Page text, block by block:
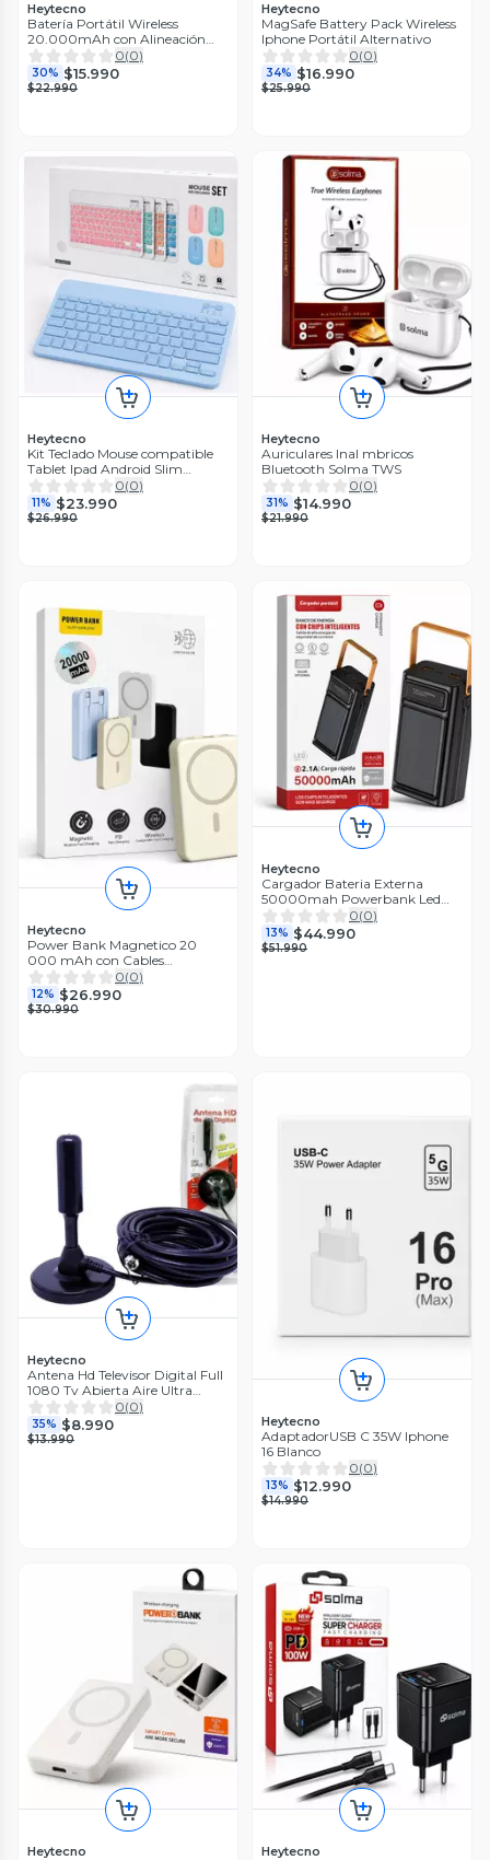
Heytecno
Batería Portátil Wireless
20.000mAh con Alineación
Magnética Inteligente
0(0)
30% $15.990
$22.990
Heytecno
MagSafe Battery Pack Wireless
Iphone Portátil Alternativo
0(0)
34% $16.990
$25.990
Heytecno
Kit Teclado Mouse compatible
Tablet Ipad Android Slim
Celeste
0(0)
11% $23.990
$26.990
Heytecno
Auriculares Inal mbricos
Bluetooth Solma TWS
0(0)
31% $14.990
$21.990
Heytecno
Power Bank Magnetico 20
000 mAh con Cables
Integrados Carga Rapida y
Wireless
0(0)
12% $26.990
$30.990
Heytecno
Cargador Bateria Externa
50000mah Powerbank Led
Carga Solar
0(0)
13% $44.990
$51.990
Heytecno
Antena Hd Televisor Digital Full
1080 Tv Abierta Aire Ultra
calidad
0(0)
35% $8.990
$13.990
Heytecno
AdaptadorUSB C 35W Iphone
16 Blanco
0(0)
13% $12.990
$14.990
Heytecno Heytecno